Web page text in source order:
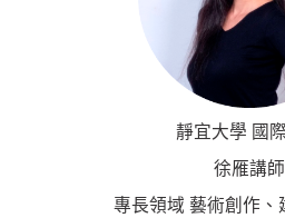
靜宜大學 國
徐雁講師
專長領域 藝術創作、